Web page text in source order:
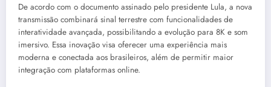
De acordo com o documento assinado pelo presidente Lula, a nova
transmissão combinará sinal terrestre com funcionalidades de
interatividade avançada, possibilitando a evolução para 8K e som
imersivo. Essa inovação visa oferecer uma experiência mais
moderna e conectada aos brasileiros, além de permitir maior
integração com plataformas online.